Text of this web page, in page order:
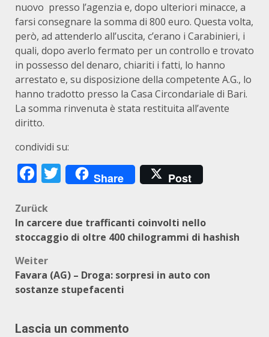
nuovo presso l’agenzia e, dopo ulteriori minacce, a
farsi consegnare la somma di 800 euro. Questa volta,
però, ad attenderlo all’uscita, c’erano i Carabinieri, i
quali, dopo averlo fermato per un controllo e trovato
in possesso del denaro, chiariti i fatti, lo hanno
arrestato e, su disposizione della competente A.G., lo
hanno tradotto presso la Casa Circondariale di Bari.
La somma rinvenuta è stata restituita all’avente
diritto.
condividi su:
Facebook
Twitter
Share Post
Beitragsnavigation
Zurück
In carcere due trafficanti coinvolti nello
stoccaggio di oltre 400 chilogrammi di hashish
Weiter
Favara (AG) – Droga: sorpresi in auto con
sostanze stupefacenti
Lascia un commento